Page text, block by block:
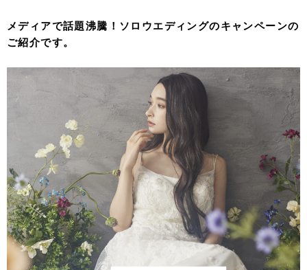
メディアで話題沸騰！ソロウエディングのキャンペーンの
ご紹介です。